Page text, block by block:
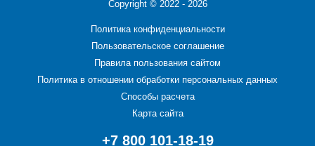
Copyright © 2022 - 2026
Политика конфиденциальности
Пользовательское соглашение
Правила пользования сайтом
Политика в отношении обработки персональных данных
Способы расчета
Карта сайта
+7 800 101-18-19